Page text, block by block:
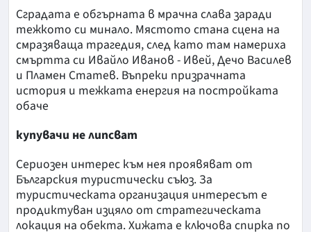
Сградата е обгърната в мрачна слава заради
тежкото си минало. Мястото стана сцена на
смразяваща трагедия, след като там намериха
смъртта си Ивайло Иванов - Ивей, Дечо Василев
и Пламен Статев. Въпреки призрачната
история и тежката енергия на постройката
обаче
купувачи не липсват
Сериозен интерес към нея проявяват от
Българския туристически съюз. За
туристическата организация интересът е
продиктуван изцяло от стратегическата
локация на обекта. Хижата е ключова спирка по